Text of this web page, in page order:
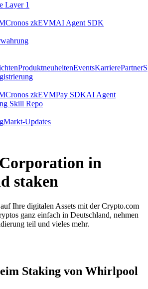
Layer 1
Cronos zkEVMAI Agent SDK
ProduktneuheitenEventsKarrierePartnerS
Cronos zkEVMPay SDKAI Agent
Skill Repo
Markt-Updates
in
staken
Ihre digitalen Assets mit der Crypto.com
ganz einfach in Deutschland, nehmen
teil und vieles mehr.
Staking von Whirlpool